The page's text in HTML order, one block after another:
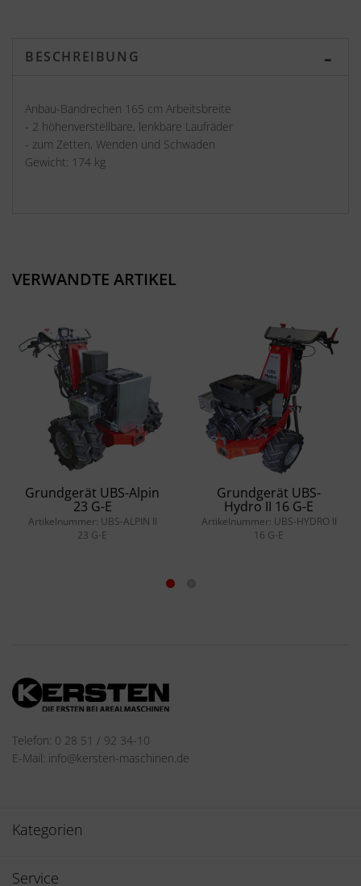
BESCHREIBUNG
Anbau-Bandrechen 165 cm Arbeitsbreite
- 2 höhenverstellbare, lenkbare Laufräder
- zum Zetten, Wenden und Schwaden
Gewicht: 174 kg
VERWANDTE ARTIKEL
Grundgerät UBS-Alpin
23 G-E
Artikelnummer: UBS-ALPIN II
23 G-E
Grundgerät UBS-
Hydro II 16 G-E
Artikelnummer: UBS-HYDRO II
16 G-E
Telefon: 0 28 51 / 92 34-10
E-Mail: info@kersten-maschinen.de
Kategorien
Service